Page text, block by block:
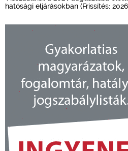
hatósági eljárásokban (Frissítés: